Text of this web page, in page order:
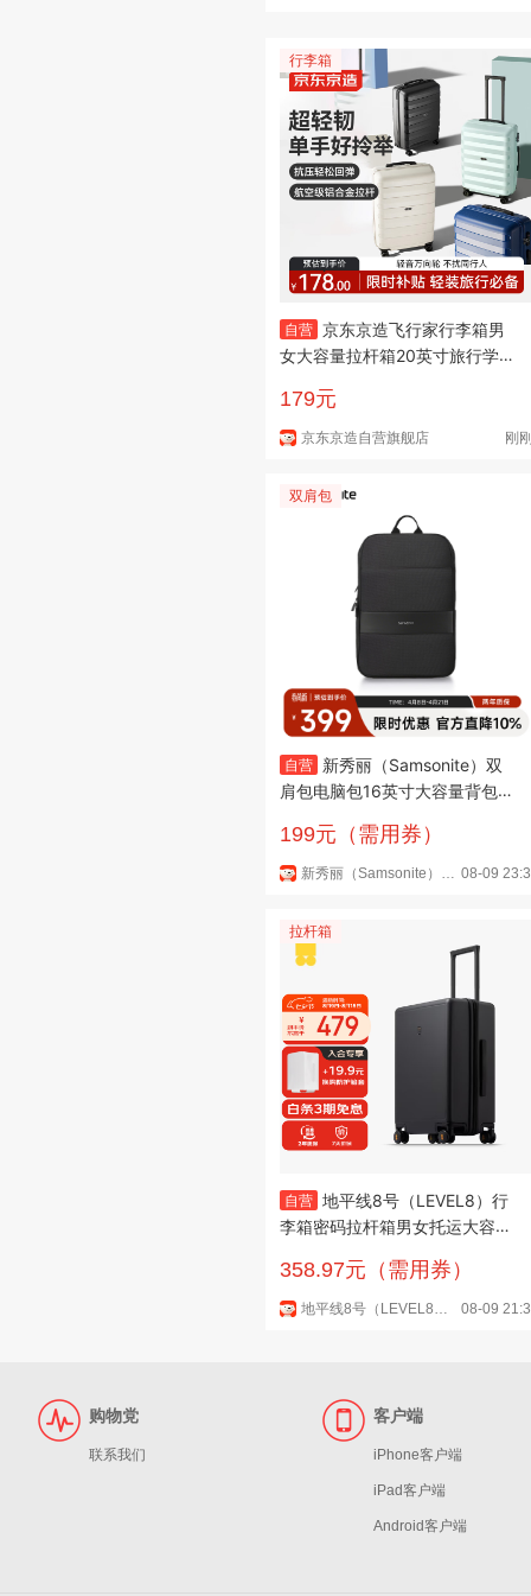
行李箱
自营 京东京造飞行家行李箱男
女大容量拉杆箱20英寸旅行学生
179元
京东京造自营旗舰店 刚
双肩包
自营
新秀丽（Samsonite）双
肩包电脑包16英寸大容量背包男
包
199元（需用券）
新秀丽（Samsonite）企业购京东自营旗舰店 08-09
拉杆箱
自营 地平线8号（LEVEL8）行
李箱密码拉杆箱男女托运大容量
黑
358.97元（需用券）
地平线8号（LEVEL8）京东自营旗舰店 08-09
购物党
联系我们
客户端
iPhone客户端
iPad客户端
Android客户端